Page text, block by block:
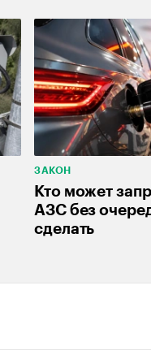
ЗАКОН
Кто может
АЗС без
сделать